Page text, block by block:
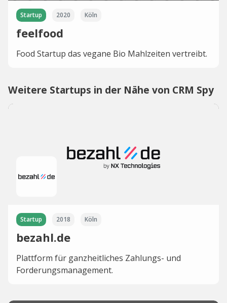
Startup 2020 Köln
feelfood
Food Startup das vegane Bio Mahlzeiten vertreibt.
Weitere Startups in der Nähe von CRM Spy
Startup 2018 Köln
bezahl.de
Plattform für ganzheitliches Zahlungs- und
Forderungsmanagement.